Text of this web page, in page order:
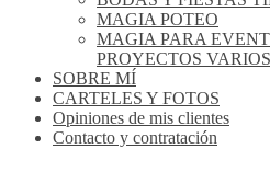
MAGIA POTEO
MAGIA PARA
PROYECTOS VARIOS
SOBRE MÍ
CARTELES Y FOTOS
Opiniones de mis clientes
Contacto y contratación